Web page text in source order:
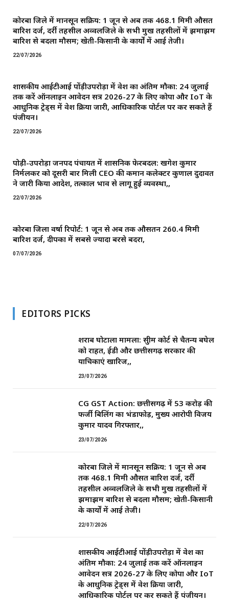
कोरबा जिले में मानसून सक्रिय: 1 जून से अब तक 468.1 मिमी औसत
बारिश दर्ज, दर्री तहसील अव्वलजिले के सभी प्रमुख तहसीलों में झमाझम
बारिश से बदला मौसम; खेती-किसानी के कार्यों में आई तेजी।
22/07/2026
शासकीय आईटीआई पोंड़ीउपरोड़ा में प्रवेश का अंतिम मौका: 24 जुलाई
तक करें ऑनलाइन आवेदन सत्र 2026-27 के लिए कोपा और IoT के
आधुनिक ट्रेड्स में प्रवेश प्रक्रिया जारी, आधिकारिक पोर्टल पर कर सकते हैं
पंजीयन।
22/07/2026
पोड़ी-उपरोड़ा जनपद पंचायत में प्रशासनिक फेरबदल: खगेश कुमार
निर्मलकर को दूसरी बार मिली CEO की कमान ​कलेक्टर कुणाल दुदावत
ने जारी किया आदेश, तत्काल प्रभाव से लागू हुई व्यवस्था,,
22/07/2026
कोरबा जिला वर्षा रिपोर्ट: 1 जून से अब तक औसतन 260.4 मिमी
बारिश दर्ज, दीपका में सबसे ज्यादा बरसे बदरा,
07/07/2026
EDITORS PICKS
शराब घोटाला मामला: सुप्रीम कोर्ट से चैतन्य बघेल
को राहत, ईडी और छत्तीसगढ़ सरकार की
याचिकाएं खारिज,,
23/07/2026
CG GST Action: छत्तीसगढ़ में 53 करोड़ की
फर्जी बिलिंग का भंडाफोड़, मुख्य आरोपी विजय
कुमार यादव गिरफ्तार,,
23/07/2026
कोरबा जिले में मानसून सक्रिय: 1 जून से अब
तक 468.1 मिमी औसत बारिश दर्ज, दर्री
तहसील अव्वलजिले के सभी प्रमुख तहसीलों में
झमाझम बारिश से बदला मौसम; खेती-किसानी
के कार्यों में आई तेजी।
22/07/2026
शासकीय आईटीआई पोंड़ीउपरोड़ा में प्रवेश का
अंतिम मौका: 24 जुलाई तक करें ऑनलाइन
आवेदन सत्र 2026-27 के लिए कोपा और IoT
के आधुनिक ट्रेड्स में प्रवेश प्रक्रिया जारी,
आधिकारिक पोर्टल पर कर सकते हैं पंजीयन।